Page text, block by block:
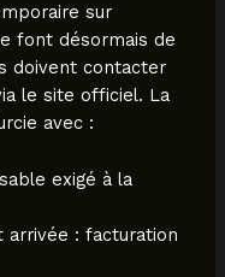
sur
font désormais de
doivent contacter
le site officiel. La
avec :
exigé à la
arrivée : facturation